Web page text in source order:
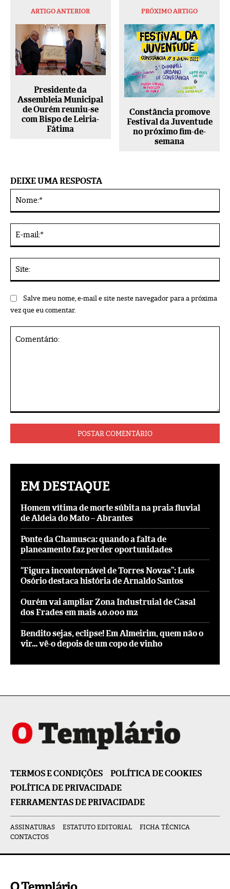
ARTIGO ANTERIOR
Presidente da
Assembleia Municipal
de Ourém reuniu-se
com Bispo de Leiria-
Fátima
PRÓXIMO ARTIGO
Constância promove
Festival da Juventude
no próximo fim-de-
semana
DEIXE UMA RESPOSTA
Salve meu nome, e-mail e site neste navegador para a próxima
vez que eu comentar.
EM DESTAQUE
Homem vítima de morte súbita na praia fluvial
de Aldeia do Mato – Abrantes
Ponte da Chamusca: quando a falta de
planeamento faz perder oportunidades
“Figura incontornável de Torres Novas”: Luís
Osório destaca história de Arnaldo Santos
Ourém vai ampliar Zona Industruial de Casal
dos Frades em mais 40.000 m2
Bendito sejas, eclipse! Em Almeirim, quem não o
vir… vê-o depois de um copo de vinho
TERMOS E CONDIÇÕES
POLÍTICA DE COOKIES
POLÍTICA DE PRIVACIDADE
FERRAMENTAS DE PRIVACIDADE
ASSINATURAS ESTATUTO EDITORIAL
FICHA TÉCNICA
CONTACTOS